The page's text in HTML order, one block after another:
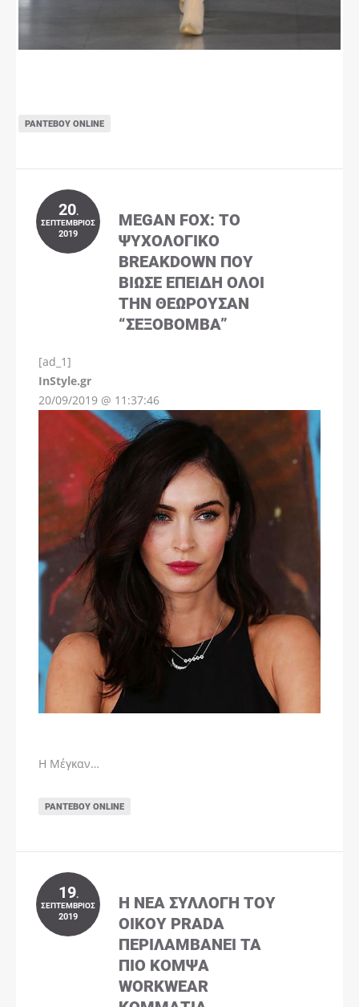
ΡΑΝΤΕΒΟΎ ONLINE
20.
ΣΕΠΤΈΜΒΡΙΟΣ
2019
MEGAN FOX: ΤΟ
ΨΥΧΟΛΟΓΙΚΌ
BREAKDOWN ΠΟΥ
ΒΊΩΣΕ ΕΠΕΙΔΉ ΌΛΟΙ
ΤΗΝ ΘΕΩΡΟΎΣΑΝ
“ΣΕΞΟΒΌΜΒΑ”
[ad_1]
InStyle.gr
20/09/2019 @ 11:37:46
Η Μέγκαν…
ΡΑΝΤΕΒΟΎ ONLINE
19.
ΣΕΠΤΈΜΒΡΙΟΣ
2019
Η ΝΈΑ ΣΥΛΛΟΓΉ ΤΟΥ
ΟΊΚΟΥ PRADA
ΠΕΡΙΛΑΜΒΆΝΕΙ ΤΑ
ΠΙΟ ΚΟΜΨΆ
WORKWEAR